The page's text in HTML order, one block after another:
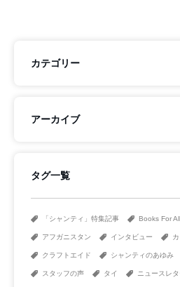
カテゴリー
アーカイブ
タグ一覧
「シャンティ」特集記事 Books For All
アフガニスタン インタビュー
クラフトエイド シャンティのあゆみ
スタッフの声 タイ ニュースレタ